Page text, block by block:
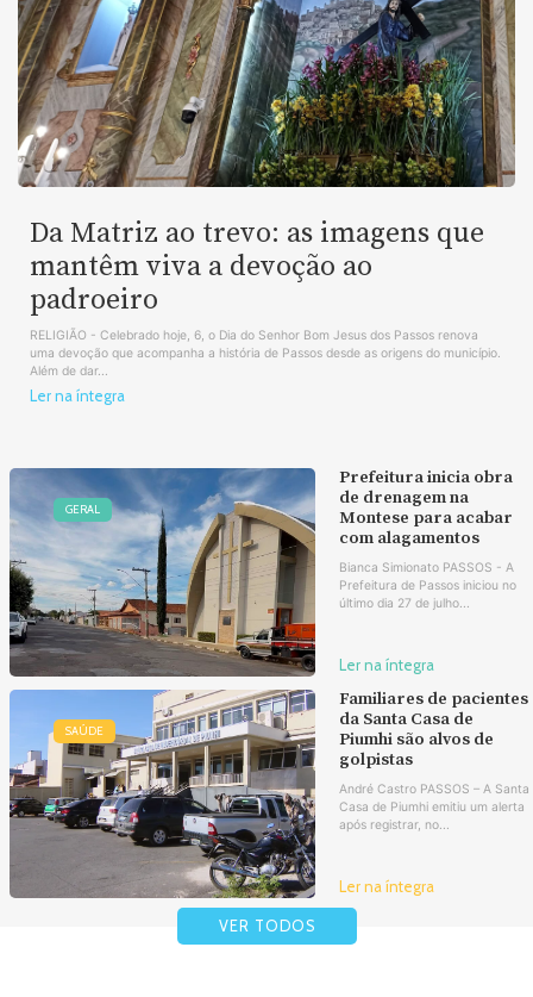
Da Matriz ao trevo: as imagens que
mantêm viva a devoção ao
padroeiro
RELIGIÃO - Celebrado hoje, 6, o Dia do Senhor Bom Jesus dos Passos renova
uma devoção que acompanha a história de Passos desde as origens do município.
Além de dar...
Ler na íntegra
GERAL
Prefeitura inicia obra
de drenagem na
Montese para acabar
com alagamentos
Bianca Simionato PASSOS - A
Prefeitura de Passos iniciou no
último dia 27 de julho...
Ler na íntegra
SAÚDE
Familiares de pacientes
da Santa Casa de
Piumhi são alvos de
golpistas
André Castro PASSOS – A Santa
Casa de Piumhi emitiu um alerta
após registrar, no...
Ler na íntegra
VER TODOS